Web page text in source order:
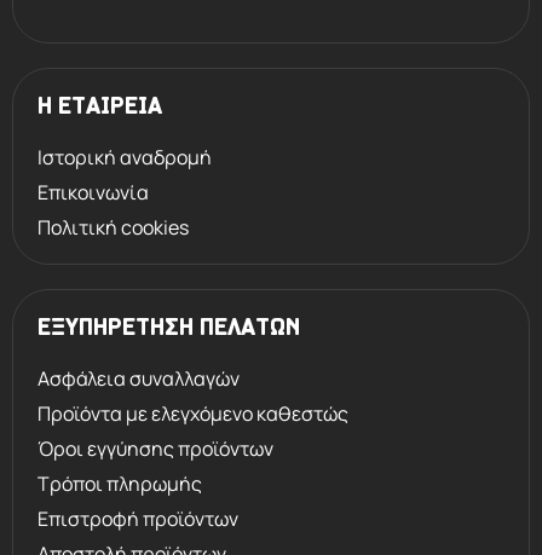
Η ΕΤΑΙΡΕΙΑ
Ιστορική αναδρομή
Επικοινωνία
Πολιτική cookies
ΕΞΥΠΗΡΕΤΗΣΗ ΠΕΛΑΤΩΝ
Ασφάλεια συναλλαγών
Προϊόντα με ελεγχόμενο καθεστώς
Όροι εγγύησης προϊόντων
Τρόποι πληρωμής
Επιστροφή προϊόντων